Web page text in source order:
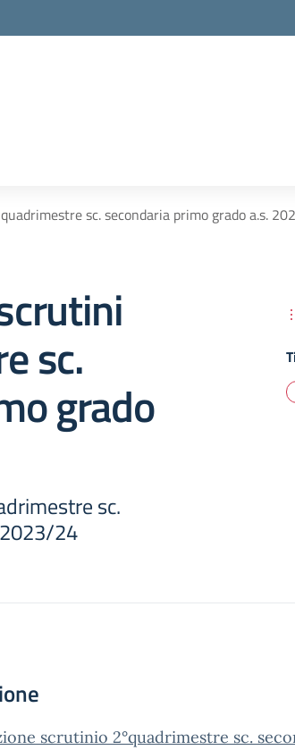
sc. secondaria primo grado a.s.
sc.
grado
sc.
24
scrutinio 2°quadrimestre sc.